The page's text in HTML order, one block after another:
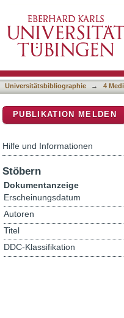
Einsatz der Bone
und
Universitätsbibliographie → 4
PUBLIKATION MELDEN
Hilfe und Informationen
Stöbern
Dokumentanzeige
Erscheinungsdatum
Autoren
Titel
DDC-Klassifikation